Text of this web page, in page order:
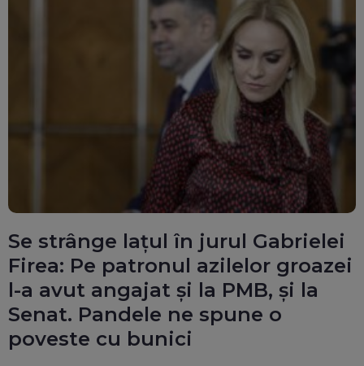
Se strânge lațul în jurul Gabrielei
Firea: Pe patronul azilelor groazei
l-a avut angajat și la PMB, și la
Senat. Pandele ne spune o
poveste cu bunici